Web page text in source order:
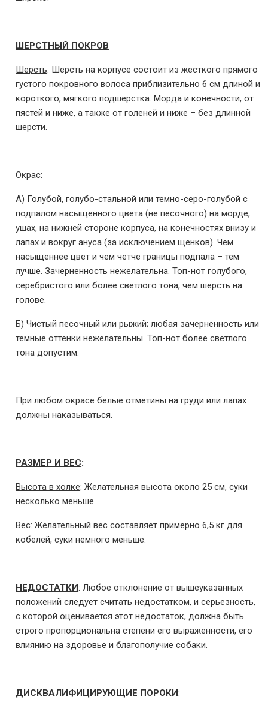
ШЕРСТНЫЙ ПОКРОВ
Шерсть: Шерсть на корпусе состоит из жесткого прямого
густого покровного волоса приблизительно 6 см длиной и
короткого, мягкого подшерстка. Морда и конечности, от
пястей и ниже, а также от голеней и ниже – без длинной
шерсти.
Окрас:
А) Голубой, голубо-стальной или темно-серо-голубой с
подпалом насыщенного цвета (не песочного) на морде,
ушах, на нижней стороне корпуса, на конечностях внизу и
лапах и вокруг ануса (за исключением щенков). Чем
насыщеннее цвет и чем четче границы подпала – тем
лучше. Зачерненность нежелательна. Топ-нот голубого,
серебристого или более светлого тона, чем шерсть на
голове.
Б) Чистый песочный или рыжий; любая зачерненность или
темные оттенки нежелательны. Топ-нот более светлого
тона допустим.
При любом окрасе белые отметины на груди или лапах
должны наказываться.
РАЗМЕР И ВЕС:
Высота в холке: Желательная высота около 25 см, суки
несколько меньше.
Вес: Желательный вес составляет примерно 6,5 кг для
кобелей, суки немного меньше.
НЕДОСТАТКИ: Любое отклонение от вышеуказанных
положений следует считать недостатком, и серьезность,
с которой оценивается этот недостаток, должна быть
строго пропорциональна степени его выраженности, его
влиянию на здоровье и благополучие собаки.
ДИСКВАЛИФИЦИРУЮЩИЕ ПОРОКИ: